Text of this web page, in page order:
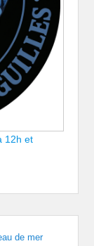
12h et
de mer